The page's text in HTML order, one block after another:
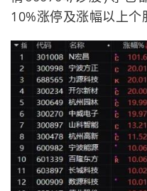
10%涨停及涨幅以上个